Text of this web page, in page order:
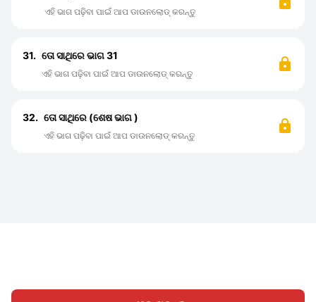
ଏହି ଭାଗ ପଢ଼ିବା ପାଇଁ ଆପ ଡାଉନଲୋଡ୍ କରନ୍ତୁ
31. ତୋ ସାଥିରେ ଭାଗ 31
ଏହି ଭାଗ ପଢ଼ିବା ପାଇଁ ଆପ ଡାଉନଲୋଡ୍ କରନ୍ତୁ
32. ତୋ ସାଥିରେ (ଶେଷ ଭାଗ )
ଏହି ଭାଗ ପଢ଼ିବା ପାଇଁ ଆପ ଡାଉନଲୋଡ୍ କରନ୍ତୁ